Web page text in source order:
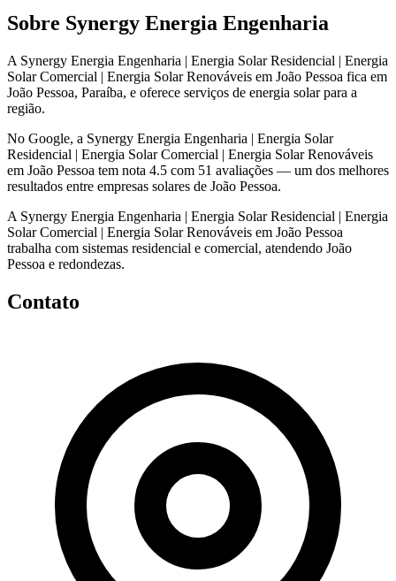
Sobre Synergy Energia Engenharia
A Synergy Energia Engenharia | Energia Solar Residencial | Energia
Solar Comercial | Energia Solar Renováveis em João Pessoa fica em
João Pessoa, Paraíba, e oferece serviços de energia solar para a
região.
No Google, a Synergy Energia Engenharia | Energia Solar
Residencial | Energia Solar Comercial | Energia Solar Renováveis
em João Pessoa tem nota 4.5 com 51 avaliações — um dos melhores
resultados entre empresas solares de João Pessoa.
A Synergy Energia Engenharia | Energia Solar Residencial | Energia
Solar Comercial | Energia Solar Renováveis em João Pessoa
trabalha com sistemas residencial e comercial, atendendo João
Pessoa e redondezas.
Contato